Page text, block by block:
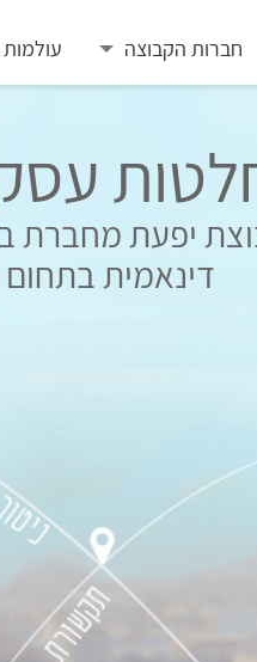
חברות הקבוצה עולמות
יפעת מחברת
דינאמית